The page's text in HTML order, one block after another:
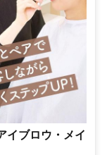
イブロウ・メイ